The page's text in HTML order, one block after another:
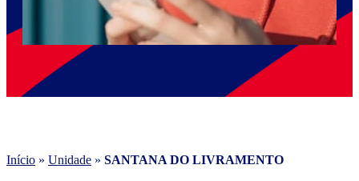
Início » Unidade » SANTANA DO LIVRAMENTO